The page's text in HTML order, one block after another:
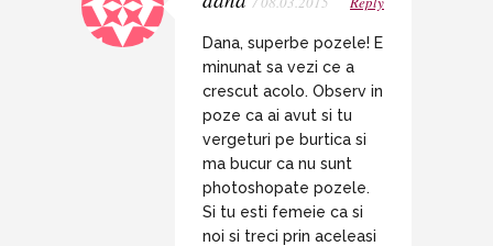
Dana, superbe pozele! E
minunat sa vezi ce a
crescut acolo. Observ in
poze ca ai avut si tu
vergeturi pe burtica si
ma bucur ca nu sunt
photoshopate pozele.
Si tu esti femeie ca si
noi si treci prin aceleasi